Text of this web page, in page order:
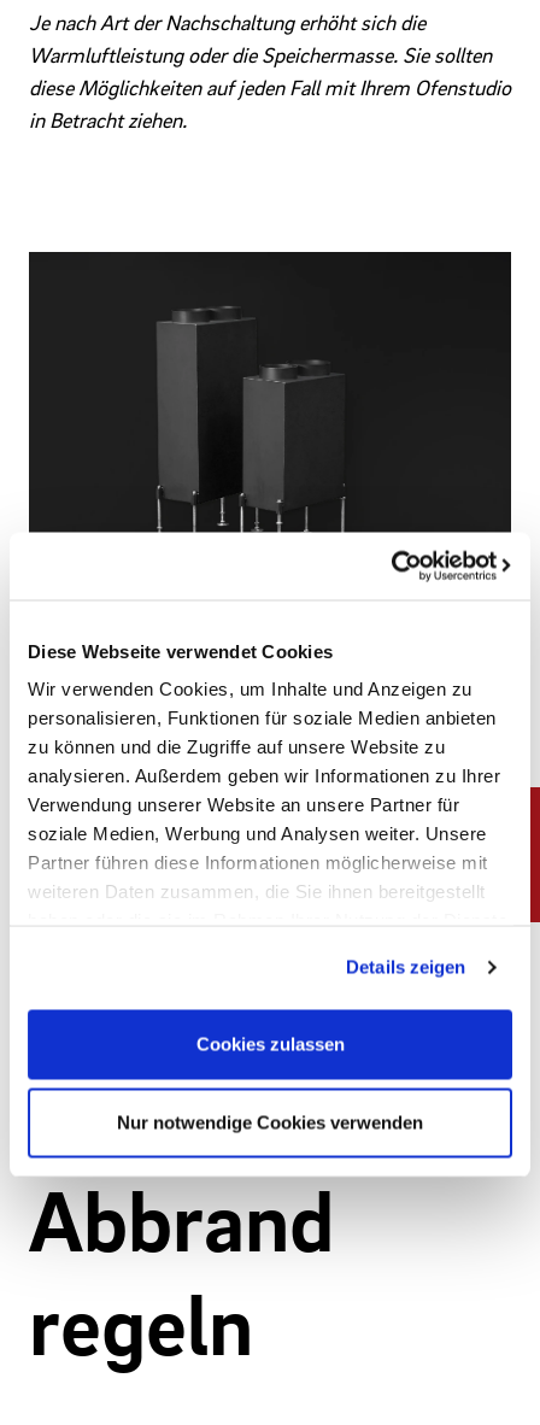
Diese Webseite verwendet Cookies
Wir verwenden Cookies, um Inhalte und Anzeigen zu
personalisieren, Funktionen für soziale Medien anbieten
zu können und die Zugriffe auf unsere Website zu
analysieren. Außerdem geben wir Informationen zu Ihrer
Verwendung unserer Website an unsere Partner für
soziale Medien, Werbung und Analysen weiter. Unsere
Partner führen diese Informationen möglicherweise mit
weiteren Daten zusammen, die Sie ihnen bereitgestellt
Cookies, wenn Sie unsere Webseite weiterhin nutzen.
Impressum
|Datenschutz
Details zeigen
Cookies zulassen
Nur notwendige Cookies verwenden
Je nach Art der Nachschaltung erhöht sich die
Warmluftleistung oder die Speichermasse. Sie sollten
diese Möglichkeiten auf jeden Fall mit Ihrem Ofenstudio
in Betracht ziehen.
Abbrand
regeln